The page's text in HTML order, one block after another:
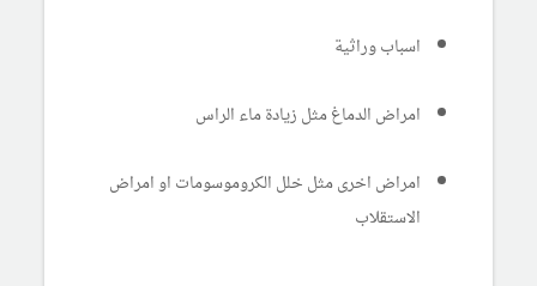
اسباب وراثية
امراض الدماغ مثل زيادة ماء الراس
امراض اخرى مثل خلل الكروموسومات او امراض
الاستقلاب